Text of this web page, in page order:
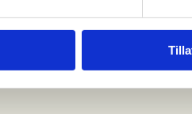
søppel i